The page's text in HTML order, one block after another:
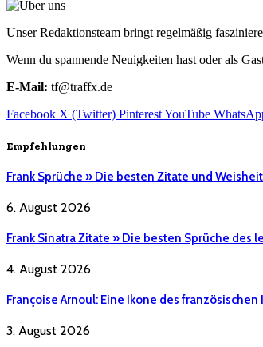
Unser Redaktionsteam bringt regelmäßig
Wenn du spannende Neuigkeiten hast oder als
E-Mail: tf@traffx.de
Facebook X (Twitter) PinterestYouTube
Empfehlungen
Frank Sprüche » Die besten Zitate und
6. August 2026
Frank Sinatra Zitate » Die besten Sprüche des
4. August 2026
Françoise Arnoul: Eine Ikone des französischen
3. August 2026